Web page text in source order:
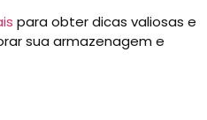
para obter dicas valiosas e
sua armazenagem e